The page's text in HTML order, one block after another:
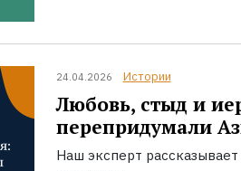
24.04.2026 Истории
Любовь, стыд и
перепридумали
Наш эксперт